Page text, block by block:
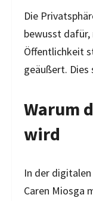
Die
bewusst dafür,
Öffentlichkeit
geäußert.
Warum
wird
In der
Caren Miosga